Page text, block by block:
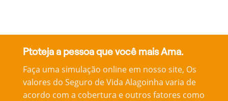
Ptoteja a pessoa que você mais Ama.
Faça uma simulação online em nosso site, Os
valores do Seguro de Vida Alagoinha varia de
acordo com a cobertura e outros fatores como